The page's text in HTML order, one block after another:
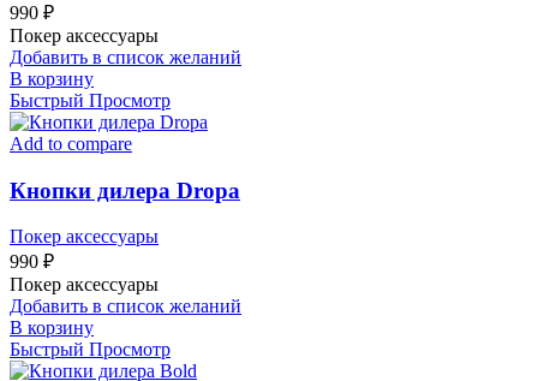
990 ₽
Покер аксессуары
Добавить в список желаний
В корзину
Быстрый Просмотр
Add to compare
Кнопки дилера Dropa
Покер аксессуары
990 ₽
Покер аксессуары
Добавить в список желаний
В корзину
Быстрый Просмотр